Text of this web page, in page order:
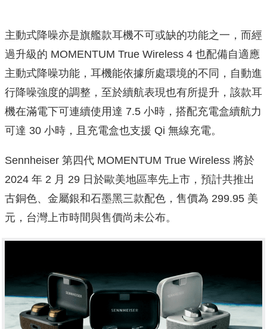
主動式降噪亦是旗艦款耳機不可或缺的功能之一，而經
過升級的 MOMENTUM True Wireless 4 也配備自適應
主動式降噪功能，耳機能依據所處環境的不同，自動進
行降噪強度的調整，至於續航表現也有所提升，該款耳
機在滿電下可連續使用達 7.5 小時，搭配充電盒續航力
可達 30 小時，且充電盒也支援 Qi 無線充電。
Sennheiser 第四代 MOMENTUM True Wireless 將於
2024 年 2 月 29 日於歐美地區率先上市，預計共推出
古銅色、金屬銀和石墨黑三款配色，售價為 299.95 美
元，台灣上市時間與售價尚未公布。